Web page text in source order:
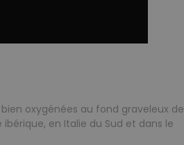
oxygénées au fond graveleux de
en Italie du Sud et dans le